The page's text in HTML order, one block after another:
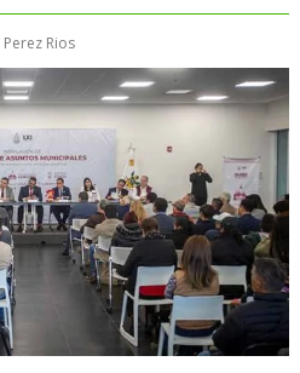
Perez Rios